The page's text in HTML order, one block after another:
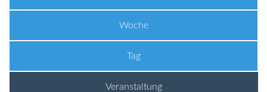
Woche
Tag
Veranstaltung